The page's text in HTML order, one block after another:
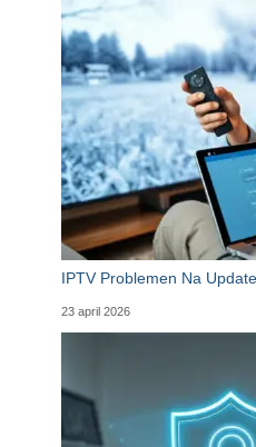
IPTV Problemen Na
23 april 2026